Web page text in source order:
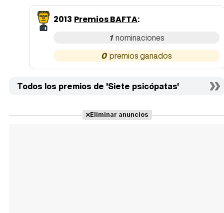
2013 Premios BAFTA:
1
0
Todos los premios de 'Siete psicópatas'
Eliminar anuncios